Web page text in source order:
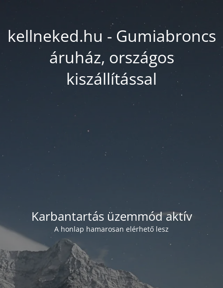
kellneked.hu - Gumiabroncs
áruház, országos
kiszállítással
Karbantartás üzemmód aktív
A honlap hamarosan elérhető lesz